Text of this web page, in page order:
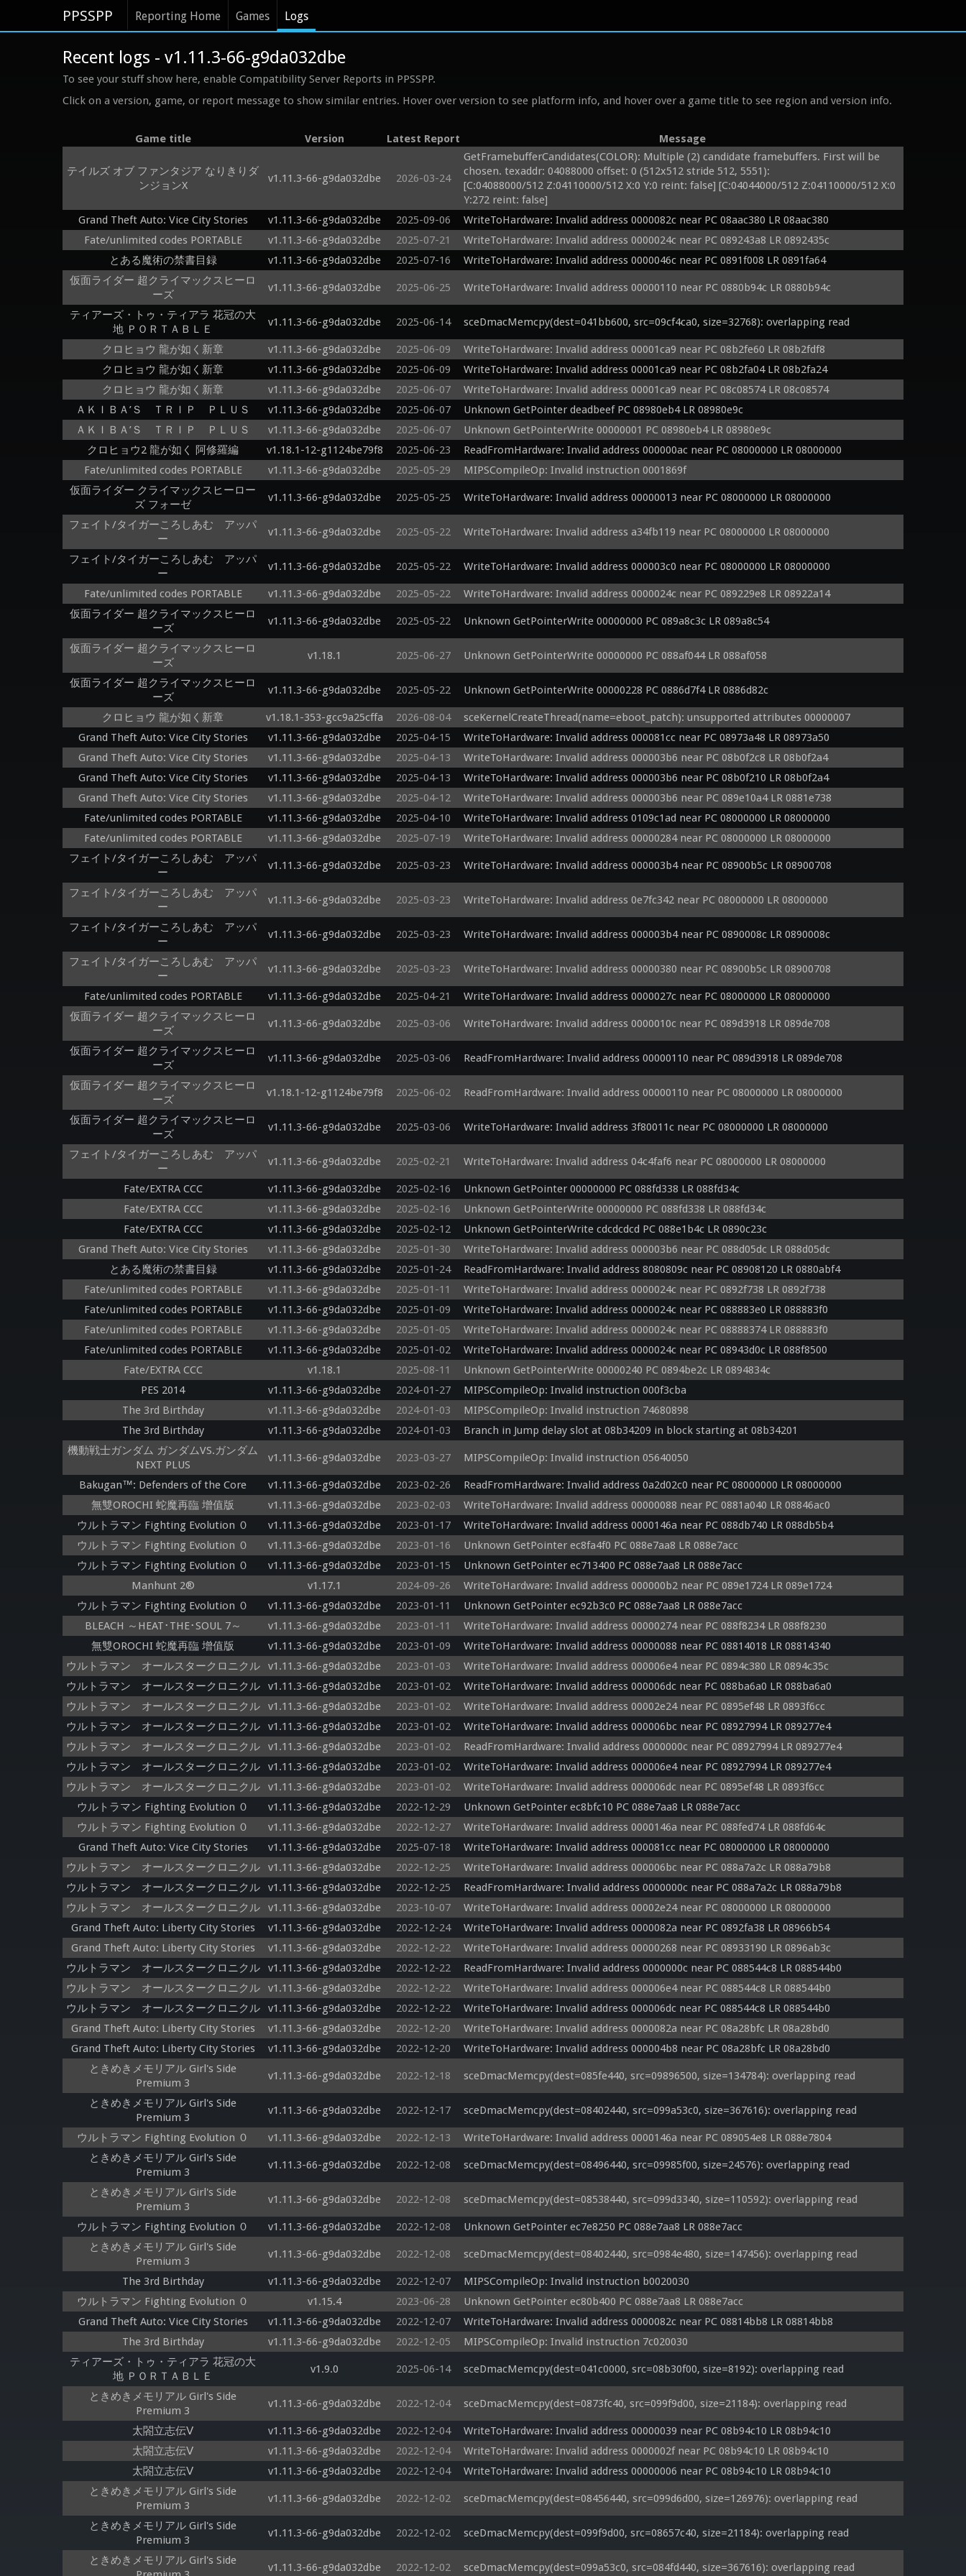
PPSSPP Reporting Home Games Logs
Recent logs - v1.11.3-66-g9da032dbe
To see your stuff show here, enable Compatibility Server Reports in PPSSPP.
Click on a version, game, or report message to show similar entries. Hover over version to see platform info, and hover over a game title to see region and version info.
Game title Version Latest Report Message
テイルズ オブ ファンタジア なりきりダ
ンジョンX
v1.11.3-66-g9da032dbe 2026-03-24
GetFramebufferCandidates(COLOR): Multiple (2) candidate framebuffers. First will be
chosen. texaddr: 04088000 offset: 0 (512x512 stride 512, 5551):
[C:04088000/512 Z:04110000/512 X:0 Y:0 reint: false] [C:04044000/512 Z:04110000/512 X:0
Y:272 reint: false]
Grand Theft Auto: Vice City Stories
v1.11.3-66-g9da032dbe 2025-09-06
WriteToHardware: Invalid address 0000082c near PC 08aac380 LR 08aac380
Fate/unlimited codes PORTABLE
v1.11.3-66-g9da032dbe 2025-07-21
WriteToHardware: Invalid address 0000024c near PC 089243a8 LR 0892435c
とある魔術の禁書目録
v1.11.3-66-g9da032dbe 2025-07-16
WriteToHardware: Invalid address 0000046c near PC 0891f008 LR 0891fa64
仮面ライダー 超クライマックスヒーロ
ーズ
v1.11.3-66-g9da032dbe 2025-06-25 WriteToHardware: Invalid address 00000110 near PC 0880b94c LR 0880b94c
ティアーズ・トゥ・ティアラ 花冠の大
地 ＰＯＲＴＡＢＬＥ
v1.11.3-66-g9da032dbe 2025-06-14 sceDmacMemcpy(dest=041bb600, src=09cf4ca0, size=32768): overlapping read
クロヒョウ 龍が如く新章 v1.11.3-66-g9da032dbe 2025-06-09
WriteToHardware: Invalid address 00001ca9 near PC 08b2fe60 LR 08b2fdf8
クロヒョウ 龍が如く新章
v1.11.3-66-g9da032dbe 2025-06-09
WriteToHardware: Invalid address 00001ca9 near PC 08b2fa04 LR 08b2fa24
クロヒョウ 龍が如く新章
v1.11.3-66-g9da032dbe 2025-06-07
WriteToHardware: Invalid address 00001ca9 near PC 08c08574 LR 08c08574
ＡＫＩＢＡ’Ｓ ＴＲＩＰ ＰＬＵＳ
v1.11.3-66-g9da032dbe 2025-06-07
Unknown GetPointer deadbeef PC 08980eb4 LR 08980e9c
ＡＫＩＢＡ’Ｓ ＴＲＩＰ ＰＬＵＳ
v1.11.3-66-g9da032dbe 2025-06-07
Unknown GetPointerWrite 00000001 PC 08980eb4 LR 08980e9c
クロヒョウ2 龍が如く 阿修羅編
v1.18.1-12-g1124be79f8 2025-06-23
ReadFromHardware: Invalid address 000000ac near PC 08000000 LR 08000000
Fate/unlimited codes PORTABLE
v1.11.3-66-g9da032dbe 2025-05-29
MIPSCompileOp: Invalid instruction 0001869f
仮面ライダー クライマックスヒーロー
ズ フォーゼ
v1.11.3-66-g9da032dbe 2025-05-25 WriteToHardware: Invalid address 00000013 near PC 08000000 LR 08000000
フェイト/タイガーころしあむ アッパ
ー
v1.11.3-66-g9da032dbe 2025-05-22 WriteToHardware: Invalid address a34fb119 near PC 08000000 LR 08000000
フェイト/タイガーころしあむ アッパ
ー
v1.11.3-66-g9da032dbe 2025-05-22 WriteToHardware: Invalid address 000003c0 near PC 08000000 LR 08000000
Fate/unlimited codes PORTABLE v1.11.3-66-g9da032dbe 2025-05-22
WriteToHardware: Invalid address 0000024c near PC 089229e8 LR 08922a14
仮面ライダー 超クライマックスヒーロ
ーズ
v1.11.3-66-g9da032dbe 2025-05-22 Unknown GetPointerWrite 00000000 PC 089a8c3c LR 089a8c54
仮面ライダー 超クライマックスヒーロ
ーズ
v1.18.1 2025-06-27 Unknown GetPointerWrite 00000000 PC 088af044 LR 088af058
仮面ライダー 超クライマックスヒーロ
ーズ
v1.11.3-66-g9da032dbe 2025-05-22 Unknown GetPointerWrite 00000228 PC 0886d7f4 LR 0886d82c
クロヒョウ 龍が如く新章 v1.18.1-353-gcc9a25cffa 2026-08-04
sceKernelCreateThread(name=eboot_patch): unsupported attributes 00000007
Grand Theft Auto: Vice City Stories
v1.11.3-66-g9da032dbe 2025-04-15
WriteToHardware: Invalid address 000081cc near PC 08973a48 LR 08973a50
Grand Theft Auto: Vice City Stories
v1.11.3-66-g9da032dbe 2025-04-13
WriteToHardware: Invalid address 000003b6 near PC 08b0f2c8 LR 08b0f2a4
Grand Theft Auto: Vice City Stories
v1.11.3-66-g9da032dbe 2025-04-13
WriteToHardware: Invalid address 000003b6 near PC 08b0f210 LR 08b0f2a4
Grand Theft Auto: Vice City Stories
v1.11.3-66-g9da032dbe 2025-04-12
WriteToHardware: Invalid address 000003b6 near PC 089e10a4 LR 0881e738
Fate/unlimited codes PORTABLE
v1.11.3-66-g9da032dbe 2025-04-10
WriteToHardware: Invalid address 0109c1ad near PC 08000000 LR 08000000
Fate/unlimited codes PORTABLE
v1.11.3-66-g9da032dbe 2025-07-19
WriteToHardware: Invalid address 00000284 near PC 08000000 LR 08000000
フェイト/タイガーころしあむ アッパ
ー
v1.11.3-66-g9da032dbe 2025-03-23 WriteToHardware: Invalid address 000003b4 near PC 08900b5c LR 08900708
フェイト/タイガーころしあむ アッパ
ー
v1.11.3-66-g9da032dbe 2025-03-23 WriteToHardware: Invalid address 0e7fc342 near PC 08000000 LR 08000000
フェイト/タイガーころしあむ アッパ
ー
v1.11.3-66-g9da032dbe 2025-03-23 WriteToHardware: Invalid address 000003b4 near PC 0890008c LR 0890008c
フェイト/タイガーころしあむ アッパ
ー
v1.11.3-66-g9da032dbe 2025-03-23 WriteToHardware: Invalid address 00000380 near PC 08900b5c LR 08900708
Fate/unlimited codes PORTABLE v1.11.3-66-g9da032dbe 2025-04-21
WriteToHardware: Invalid address 0000027c near PC 08000000 LR 08000000
仮面ライダー 超クライマックスヒーロ
ーズ
v1.11.3-66-g9da032dbe 2025-03-06 WriteToHardware: Invalid address 0000010c near PC 089d3918 LR 089de708
仮面ライダー 超クライマックスヒーロ
ーズ
v1.11.3-66-g9da032dbe 2025-03-06 ReadFromHardware: Invalid address 00000110 near PC 089d3918 LR 089de708
仮面ライダー 超クライマックスヒーロ
ーズ
v1.18.1-12-g1124be79f8 2025-06-02 ReadFromHardware: Invalid address 00000110 near PC 08000000 LR 08000000
仮面ライダー 超クライマックスヒーロ
ーズ
v1.11.3-66-g9da032dbe 2025-03-06 WriteToHardware: Invalid address 3f80011c near PC 08000000 LR 08000000
フェイト/タイガーころしあむ アッパ
ー
v1.11.3-66-g9da032dbe 2025-02-21 WriteToHardware: Invalid address 04c4faf6 near PC 08000000 LR 08000000
Fate/EXTRA CCC v1.11.3-66-g9da032dbe 2025-02-16
Unknown GetPointer 00000000 PC 088fd338 LR 088fd34c
Fate/EXTRA CCC
v1.11.3-66-g9da032dbe 2025-02-16
Unknown GetPointerWrite 00000000 PC 088fd338 LR 088fd34c
Fate/EXTRA CCC
v1.11.3-66-g9da032dbe 2025-02-12
Unknown GetPointerWrite cdcdcdcd PC 088e1b4c LR 0890c23c
Grand Theft Auto: Vice City Stories
v1.11.3-66-g9da032dbe 2025-01-30
WriteToHardware: Invalid address 000003b6 near PC 088d05dc LR 088d05dc
とある魔術の禁書目録
v1.11.3-66-g9da032dbe 2025-01-24
ReadFromHardware: Invalid address 8080809c near PC 08908120 LR 0880abf4
Fate/unlimited codes PORTABLE
v1.11.3-66-g9da032dbe 2025-01-11
WriteToHardware: Invalid address 0000024c near PC 0892f738 LR 0892f738
Fate/unlimited codes PORTABLE
v1.11.3-66-g9da032dbe 2025-01-09
WriteToHardware: Invalid address 0000024c near PC 088883e0 LR 088883f0
Fate/unlimited codes PORTABLE
v1.11.3-66-g9da032dbe 2025-01-05
WriteToHardware: Invalid address 0000024c near PC 08888374 LR 088883f0
Fate/unlimited codes PORTABLE
v1.11.3-66-g9da032dbe 2025-01-02
WriteToHardware: Invalid address 0000024c near PC 08943d0c LR 088f8500
Fate/EXTRA CCC
v1.18.1 2025-08-11
Unknown GetPointerWrite 00000240 PC 0894be2c LR 0894834c
PES 2014
v1.11.3-66-g9da032dbe 2024-01-27
MIPSCompileOp: Invalid instruction 000f3cba
The 3rd Birthday
v1.11.3-66-g9da032dbe 2024-01-03
MIPSCompileOp: Invalid instruction 74680898
The 3rd Birthday
v1.11.3-66-g9da032dbe 2024-01-03
Branch in Jump delay slot at 08b34209 in block starting at 08b34201
機動戦士ガンダム ガンダムVS.ガンダム
NEXT PLUS
v1.11.3-66-g9da032dbe 2023-03-27 MIPSCompileOp: Invalid instruction 05640050
Bakugan™: Defenders of the Core v1.11.3-66-g9da032dbe 2023-02-26
ReadFromHardware: Invalid address 0a2d02c0 near PC 08000000 LR 08000000
無雙OROCHI 蛇魔再臨 增值版
v1.11.3-66-g9da032dbe 2023-02-03
WriteToHardware: Invalid address 00000088 near PC 0881a040 LR 08846ac0
ウルトラマン Fighting Evolution ０
v1.11.3-66-g9da032dbe 2023-01-17
WriteToHardware: Invalid address 0000146a near PC 088db740 LR 088db5b4
ウルトラマン Fighting Evolution ０
v1.11.3-66-g9da032dbe 2023-01-16
Unknown GetPointer ec8fa4f0 PC 088e7aa8 LR 088e7acc
ウルトラマン Fighting Evolution ０
v1.11.3-66-g9da032dbe 2023-01-15
Unknown GetPointer ec713400 PC 088e7aa8 LR 088e7acc
Manhunt 2®
v1.17.1 2024-09-26
WriteToHardware: Invalid address 000000b2 near PC 089e1724 LR 089e1724
ウルトラマン Fighting Evolution ０
v1.11.3-66-g9da032dbe 2023-01-11
Unknown GetPointer ec92b3c0 PC 088e7aa8 LR 088e7acc
BLEACH ～HEAT･THE･SOUL 7～
v1.11.3-66-g9da032dbe 2023-01-11
WriteToHardware: Invalid address 00000274 near PC 088f8234 LR 088f8230
無雙OROCHI 蛇魔再臨 增值版
v1.11.3-66-g9da032dbe 2023-01-09
WriteToHardware: Invalid address 00000088 near PC 08814018 LR 08814340
ウルトラマン オールスタークロニクル
v1.11.3-66-g9da032dbe 2023-01-03
WriteToHardware: Invalid address 000006e4 near PC 0894c380 LR 0894c35c
ウルトラマン オールスタークロニクル
v1.11.3-66-g9da032dbe 2023-01-02
WriteToHardware: Invalid address 000006dc near PC 088ba6a0 LR 088ba6a0
ウルトラマン オールスタークロニクル
v1.11.3-66-g9da032dbe 2023-01-02
WriteToHardware: Invalid address 00002e24 near PC 0895ef48 LR 0893f6cc
ウルトラマン オールスタークロニクル
v1.11.3-66-g9da032dbe 2023-01-02
WriteToHardware: Invalid address 000006bc near PC 08927994 LR 089277e4
ウルトラマン オールスタークロニクル
v1.11.3-66-g9da032dbe 2023-01-02
ReadFromHardware: Invalid address 0000000c near PC 08927994 LR 089277e4
ウルトラマン オールスタークロニクル
v1.11.3-66-g9da032dbe 2023-01-02
WriteToHardware: Invalid address 000006e4 near PC 08927994 LR 089277e4
ウルトラマン オールスタークロニクル
v1.11.3-66-g9da032dbe 2023-01-02
WriteToHardware: Invalid address 000006dc near PC 0895ef48 LR 0893f6cc
ウルトラマン Fighting Evolution ０
v1.11.3-66-g9da032dbe 2022-12-29
Unknown GetPointer ec8bfc10 PC 088e7aa8 LR 088e7acc
ウルトラマン Fighting Evolution ０
v1.11.3-66-g9da032dbe 2022-12-27
WriteToHardware: Invalid address 0000146a near PC 088fed74 LR 088fd64c
Grand Theft Auto: Vice City Stories
v1.11.3-66-g9da032dbe 2025-07-18
WriteToHardware: Invalid address 000081cc near PC 08000000 LR 08000000
ウルトラマン オールスタークロニクル
v1.11.3-66-g9da032dbe 2022-12-25
WriteToHardware: Invalid address 000006bc near PC 088a7a2c LR 088a79b8
ウルトラマン オールスタークロニクル
v1.11.3-66-g9da032dbe 2022-12-25
ReadFromHardware: Invalid address 0000000c near PC 088a7a2c LR 088a79b8
ウルトラマン オールスタークロニクル
v1.11.3-66-g9da032dbe 2023-10-07
WriteToHardware: Invalid address 00002e24 near PC 08000000 LR 08000000
Grand Theft Auto: Liberty City Stories
v1.11.3-66-g9da032dbe 2022-12-24
WriteToHardware: Invalid address 0000082a near PC 0892fa38 LR 08966b54
Grand Theft Auto: Liberty City Stories
v1.11.3-66-g9da032dbe 2022-12-22
WriteToHardware: Invalid address 00000268 near PC 08933190 LR 0896ab3c
ウルトラマン オールスタークロニクル
v1.11.3-66-g9da032dbe 2022-12-22
ReadFromHardware: Invalid address 0000000c near PC 088544c8 LR 088544b0
ウルトラマン オールスタークロニクル
v1.11.3-66-g9da032dbe 2022-12-22
WriteToHardware: Invalid address 000006e4 near PC 088544c8 LR 088544b0
ウルトラマン オールスタークロニクル
v1.11.3-66-g9da032dbe 2022-12-22
WriteToHardware: Invalid address 000006dc near PC 088544c8 LR 088544b0
Grand Theft Auto: Liberty City Stories
v1.11.3-66-g9da032dbe 2022-12-20
WriteToHardware: Invalid address 0000082a near PC 08a28bfc LR 08a28bd0
Grand Theft Auto: Liberty City Stories
v1.11.3-66-g9da032dbe 2022-12-20
WriteToHardware: Invalid address 000004b8 near PC 08a28bfc LR 08a28bd0
ときめきメモリアル Girl's Side
Premium 3
v1.11.3-66-g9da032dbe 2022-12-18 sceDmacMemcpy(dest=085fe440, src=09896500, size=134784): overlapping read
ときめきメモリアル Girl's Side
Premium 3
v1.11.3-66-g9da032dbe 2022-12-17 sceDmacMemcpy(dest=08402440, src=099a53c0, size=367616): overlapping read
ウルトラマン Fighting Evolution ０ v1.11.3-66-g9da032dbe 2022-12-13
WriteToHardware: Invalid address 0000146a near PC 089054e8 LR 088e7804
ときめきメモリアル Girl's Side
Premium 3
v1.11.3-66-g9da032dbe 2022-12-08 sceDmacMemcpy(dest=08496440, src=09985f00, size=24576): overlapping read
ときめきメモリアル Girl's Side
Premium 3
v1.11.3-66-g9da032dbe 2022-12-08 sceDmacMemcpy(dest=08538440, src=099d3340, size=110592): overlapping read
ウルトラマン Fighting Evolution ０ v1.11.3-66-g9da032dbe 2022-12-08
Unknown GetPointer ec7e8250 PC 088e7aa8 LR 088e7acc
ときめきメモリアル Girl's Side
Premium 3
v1.11.3-66-g9da032dbe 2022-12-08 sceDmacMemcpy(dest=08402440, src=0984e480, size=147456): overlapping read
The 3rd Birthday v1.11.3-66-g9da032dbe 2022-12-07
MIPSCompileOp: Invalid instruction b0020030
ウルトラマン Fighting Evolution ０
v1.15.4 2023-06-28
Unknown GetPointer ec80b400 PC 088e7aa8 LR 088e7acc
Grand Theft Auto: Vice City Stories
v1.11.3-66-g9da032dbe 2022-12-07
WriteToHardware: Invalid address 0000082c near PC 08814bb8 LR 08814bb8
The 3rd Birthday
v1.11.3-66-g9da032dbe 2022-12-05
MIPSCompileOp: Invalid instruction 7c020030
ティアーズ・トゥ・ティアラ 花冠の大
地 ＰＯＲＴＡＢＬＥ
v1.9.0 2025-06-14 sceDmacMemcpy(dest=041c0000, src=08b30f00, size=8192): overlapping read
ときめきメモリアル Girl's Side
Premium 3
v1.11.3-66-g9da032dbe 2022-12-04 sceDmacMemcpy(dest=0873fc40, src=099f9d00, size=21184): overlapping read
太閤立志伝Ⅴ v1.11.3-66-g9da032dbe 2022-12-04
WriteToHardware: Invalid address 00000039 near PC 08b94c10 LR 08b94c10
太閤立志伝Ⅴ
v1.11.3-66-g9da032dbe 2022-12-04
WriteToHardware: Invalid address 0000002f near PC 08b94c10 LR 08b94c10
太閤立志伝Ⅴ
v1.11.3-66-g9da032dbe 2022-12-04
WriteToHardware: Invalid address 00000006 near PC 08b94c10 LR 08b94c10
ときめきメモリアル Girl's Side
Premium 3
v1.11.3-66-g9da032dbe 2022-12-02 sceDmacMemcpy(dest=08456440, src=099d6d00, size=126976): overlapping read
ときめきメモリアル Girl's Side
Premium 3
v1.11.3-66-g9da032dbe 2022-12-02 sceDmacMemcpy(dest=099f9d00, src=08657c40, size=21184): overlapping read
ときめきメモリアル Girl's Side
v1.11.3-66-g9da032dbe 2022-12-02 sceDmacMemcpy(dest=099a53c0, src=084fd440, size=367616): overlapping read